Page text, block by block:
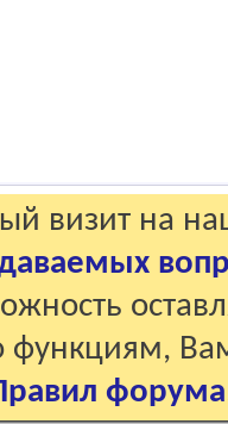
визит на
функциям,
форума